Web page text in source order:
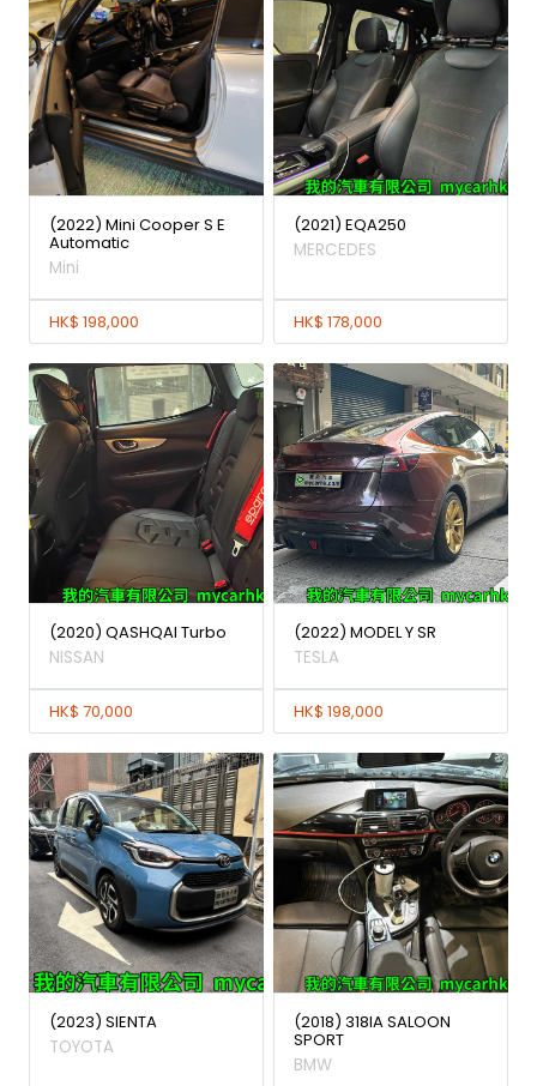
(2022) Mini Cooper S E
Automatic
Mini
HK$ 198,000
(2021) EQA250
MERCEDES
HK$ 178,000
(2020) QASHQAI Turbo
NISSAN
HK$ 70,000
(2022) MODEL Y SR
TESLA
HK$ 198,000
(2023) SIENTA
TOYOTA
(2018) 318IA SALOON
SPORT
BMW